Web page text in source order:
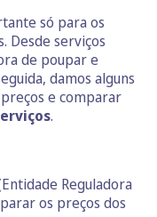
só para os
Desde serviços
de poupar e
damos alguns
e comparar
.
Reguladora
os preços dos